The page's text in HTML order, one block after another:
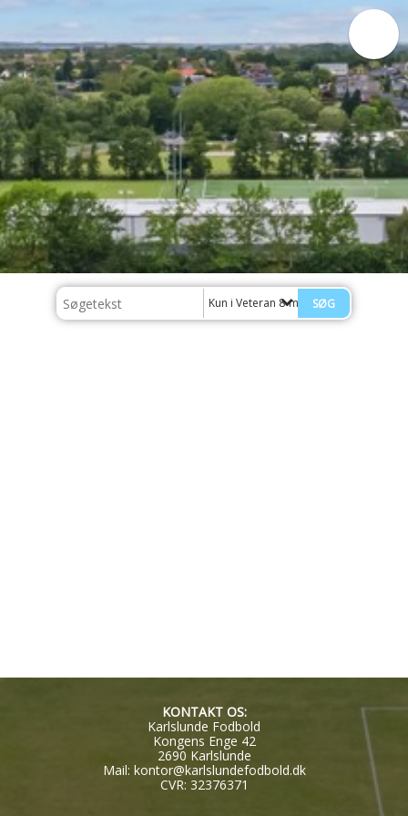
Kun i Veteran 8-mands 1
KONTAKT OS:
Karlslunde Fodbold
Kongens Enge 42
2690 Karlslunde
Mail: kontor@karlslundefodbold.dk
CVR: 32376371